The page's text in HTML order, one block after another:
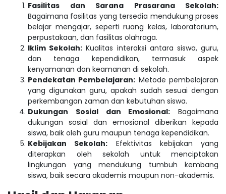
Fasilitas dan Sarana Prasarana Sekolah:
Bagaimana fasilitas yang tersedia mendukung proses
belajar mengajar, seperti ruang kelas, laboratorium,
perpustakaan, dan fasilitas olahraga.
Iklim Sekolah: Kualitas interaksi antara siswa, guru,
dan tenaga kependidikan, termasuk aspek
kenyamanan dan keamanan di sekolah.
Pendekatan Pembelajaran: Metode pembelajaran
yang digunakan guru, apakah sudah sesuai dengan
perkembangan zaman dan kebutuhan siswa.
Dukungan Sosial dan Emosional: Bagaimana
dukungan sosial dan emosional diberikan kepada
siswa, baik oleh guru maupun tenaga kependidikan.
Kebijakan Sekolah: Efektivitas kebijakan yang
diterapkan oleh sekolah untuk menciptakan
lingkungan yang mendukung tumbuh kembang
siswa, baik secara akademis maupun non-akademis.